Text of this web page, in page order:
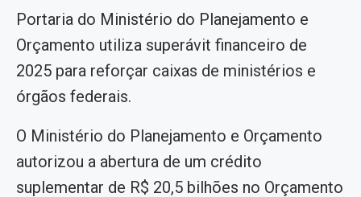
Portaria do Ministério do Planejamento e
Orçamento utiliza superávit financeiro de
2025 para reforçar caixas de ministérios e
órgãos federais.
O Ministério do Planejamento e Orçamento
autorizou a abertura de um crédito
suplementar de R$ 20,5 bilhões no Orçamento